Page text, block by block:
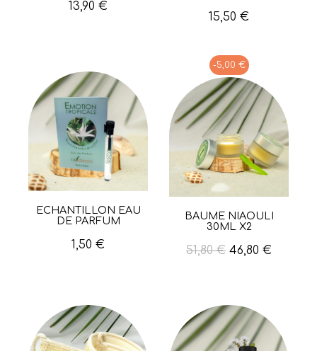
13,90 €
15,50 €
Aperçu rapide
ÉCHANTILLON EAU
DE PARFUM
1,50 €
-5,00 €
Aperçu rapide
BAUME NIAOULI
30ML X2
51,80 € 46,80 €